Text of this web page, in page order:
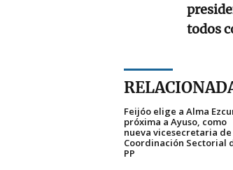
todos
Feijóo elige a Alma
próxima a Ayuso, como
nueva vicesecretaria de
Coordinación Sectorial
PP